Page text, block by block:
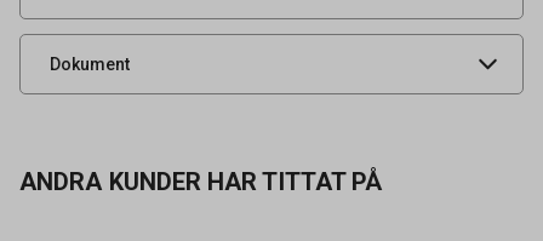
Dokument
Säkerhetsdatablad
ANDRA KUNDER HAR TITTAT PÅ